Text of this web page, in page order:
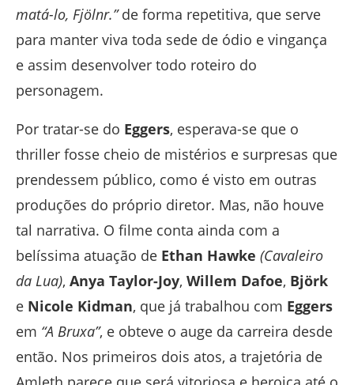
matá-lo, Fjölnr.”de forma repetitiva, que serve
para manter viva toda sede de ódio e vingança
e assim desenvolver todo roteiro do
personagem.
Por tratar-se do Eggers, esperava-se que o
thriller fosse cheio de mistérios e surpresas que
prendessem público, como é visto em outras
produções do próprio diretor. Mas, não houve
tal narrativa. O filme conta ainda com a
belíssima atuação de Ethan Hawke (Cavaleiro
da Lua), Anya Taylor-Joy, Willem Dafoe, Björk
e Nicole Kidman, que já trabalhou com Eggers
em “A Bruxa”, e obteve o auge da carreira desde
então. Nos primeiros dois atos, a trajetória de